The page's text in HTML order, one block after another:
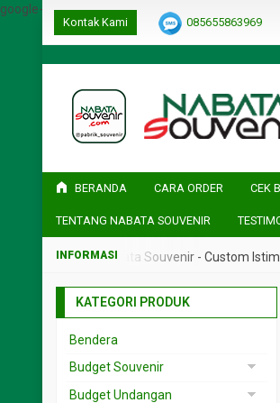
google-site-
Kontak Kami 085655863969
BERANDA CARA ORDER CEK
TENTANG NABATA SOUVENIR
Nabata Souvenir - Custom Istimewa ,
KATEGORI PRODUK
Bendera
Budget Souvenir
Souvenir < 5rb
Budget Undangan